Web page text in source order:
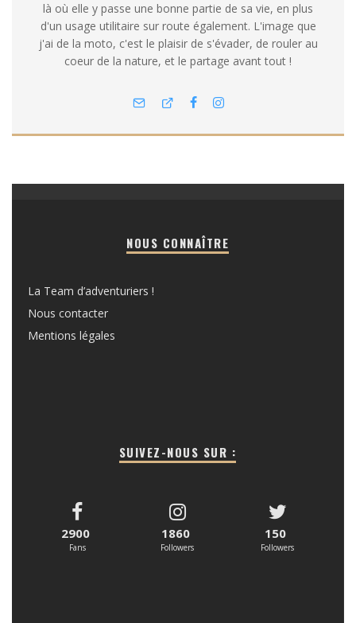
là où elle y passe une bonne partie de sa vie, en plus
d'un usage utilitaire sur route également. L'image que
j'ai de la moto, c'est le plaisir de s'évader, de rouler au
coeur de la nature, et le partage avant tout !
NOUS CONNAÎTRE
La Team d’adventuriers !
Nous contacter
Mentions légales
SUIVEZ-NOUS SUR :
2900
Fans
1860
Followers
150
Followers